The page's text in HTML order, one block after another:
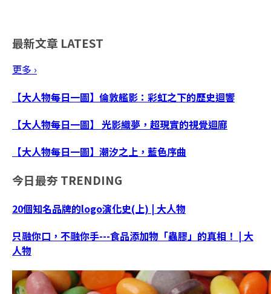
最新文章 LATEST
更多 ›
【大人物每日一圖】倫敦艦影：彩虹之下的歷史迴響
【大人物每日一圖】 光影織夢，超現實的視覺迴廊
【大人物每日一圖】潮汐之上，藍色序曲
今日最夯 TRENDING
20個知名品牌的logo演化史(上) | 大人物
只融你口，不融你手---食品添加物「蟲膠」的真相！ | 大
人物